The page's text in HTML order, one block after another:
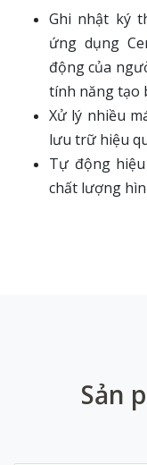
Ghi nhật ký
ứng dụng
động của
tính năng tạo
Xử lý nhiều
lưu trữ hiệu
Tự động
chất lượng
Sản